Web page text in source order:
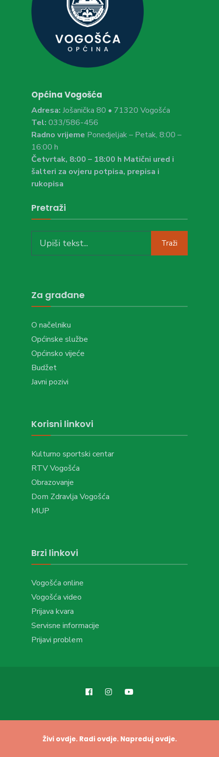
Općina Vogošća
Adresa: Jošanička 80 • 71320 Vogošća
Tel: 033/586-456
Radno vrijeme Ponedjeljak – Petak, 8:00 –
16:00 h
Četvrtak, 8:00 – 18:00 h Matični ured i
šalteri za ovjeru potpisa, prepisa i
rukopisa
Pretraži
for:
Traži
Za građane
O načelniku
Općinske službe
Općinsko vijeće
Budžet
Javni pozivi
Korisni linkovi
Kulturno sportski centar
RTV Vogošća
Obrazovanje
Dom Zdravlja Vogošća
MUP
Brzi linkovi
Vogošća online
Vogošća video
Prijava kvara
Servisne informacije
Prijavi problem
Živi ovdje. Radi ovdje. Napreduj ovdje.